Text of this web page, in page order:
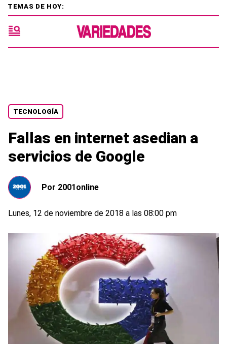
TECNOLOGÍA
Fallas en internet asedian a
servicios de Google
Por 2001online
Lunes, 12 de noviembre de 2018 a las 08:00 pm
TEMAS DE HOY: